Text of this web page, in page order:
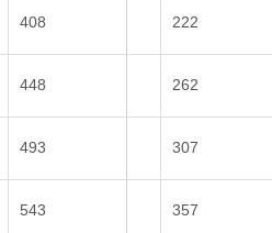
408 222
448 262
493 307
543 357